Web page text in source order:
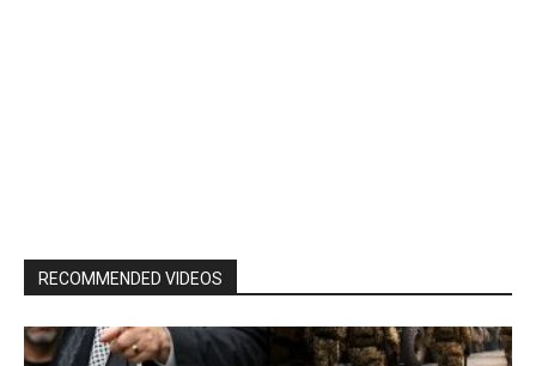
RECOMMENDED VIDEOS